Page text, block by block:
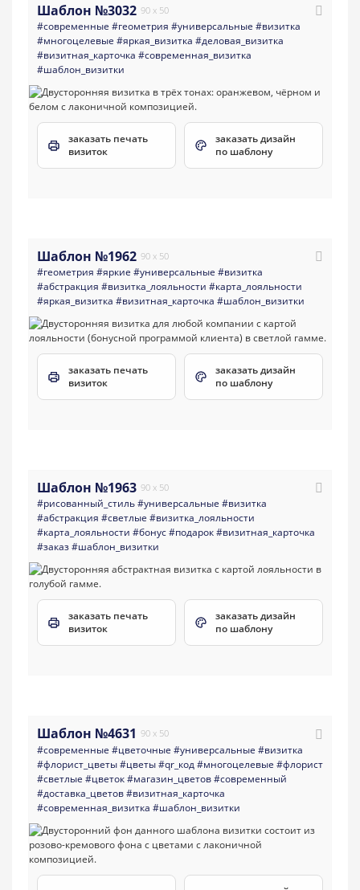
Шаблон №3032 90 x 50
#современные #геометрия #универсальные #визитка
#многоцелевые #яркая_визитка #деловая_визитка
#визитная_карточка #современная_визитка
#шаблон_визитки
заказать печать
визиток
заказать дизайн
по шаблону
Шаблон №1962 90 x 50
#геометрия #яркие #универсальные #визитка
#абстракция #визитка_лояльности #карта_лояльности
#яркая_визитка #визитная_карточка #шаблон_визитки
заказать печать
визиток
заказать дизайн
по шаблону
Шаблон №1963 90 x 50
#рисованный_стиль#универсальные #визитка
#абстракция #светлые #визитка_лояльности
#карта_лояльности #бонус#подарок#визитная_карточка
#заказ#шаблон_визитки
заказать печать
визиток
заказать дизайн
по шаблону
Шаблон №4631 90 x 50
#современные #цветочные #универсальные #визитка
#флорист_цветы#цветы#qr_код#многоцелевые #флорист
#светлые #цветок#магазин_цветов#современный
#доставка_цветов#визитная_карточка
#современная_визитка #шаблон_визитки